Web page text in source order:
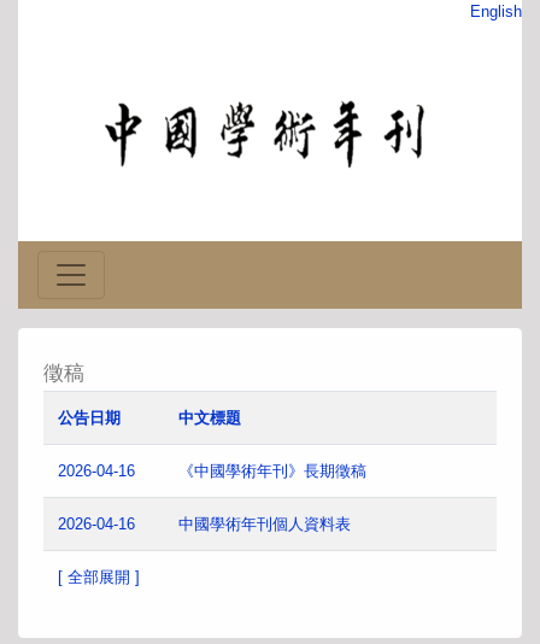
English
徵稿
公告日期 中文標題
2026-04-16 《中國學術年刊》長期徵稿
2026-04-16 中國學術年刊個人資料表
[ 全部展開 ]